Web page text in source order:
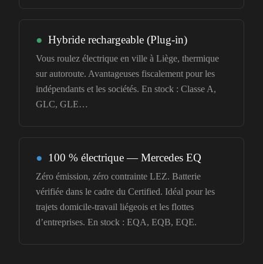
● Hybride rechargeable (Plug-in)
Vous roulez électrique en ville à Liège, thermique
sur autoroute. Avantageuses fiscalement pour les
indépendants et les sociétés. En stock : Classe A,
GLC, GLE…
● 100 % électrique — Mercedes EQ
Zéro émission, zéro contrainte LEZ. Batterie
vérifiée dans le cadre du Certified. Idéal pour les
trajets domicile-travail liégeois et les flottes
d’entreprises. En stock : EQA, EQB, EQE.